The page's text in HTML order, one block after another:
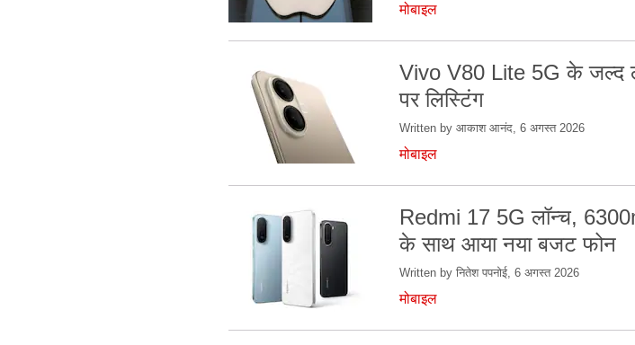
मोबाइल
Vivo V80 Lite 5G के जल्द
पर लिस्टिंग
Written by आकाश आनंद, 6 अगस्त 2026
मोबाइल
Redmi 17 5G लॉन्च,
के साथ आया नया बजट फोन
Written by नितेश पपनोई, 6 अगस्त 2026
मोबाइल